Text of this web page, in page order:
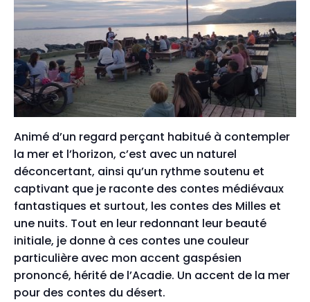
Animé d’un regard perçant habitué à contempler
la mer et l’horizon, c’est avec un naturel
déconcertant, ainsi qu’un rythme soutenu et
captivant que je raconte des contes médiévaux
fantastiques et surtout, les contes des Milles et
une nuits. Tout en leur redonnant leur beauté
initiale, je donne à ces contes une couleur
particulière avec mon accent gaspésien
prononcé, hérité de l’Acadie. Un accent de la mer
pour des contes du désert.